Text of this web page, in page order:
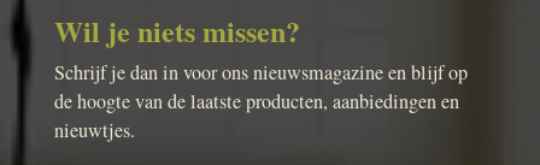
Wil je niets missen?
Schrijf je dan in voor ons nieuwsmagazine en blijf op
de hoogte van de laatste producten, aanbiedingen en
nieuwtjes.